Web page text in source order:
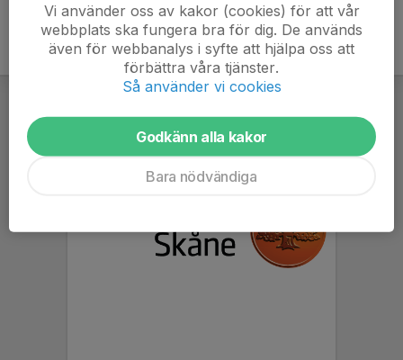
Vi använder oss av kakor (cookies) för att vår
webbplats ska fungera bra för dig. De används
även för webbanalys i syfte att hjälpa oss att
förbättra våra tjänster.
Så använder vi cookies
Godkänn alla kakor
Bara nödvändiga